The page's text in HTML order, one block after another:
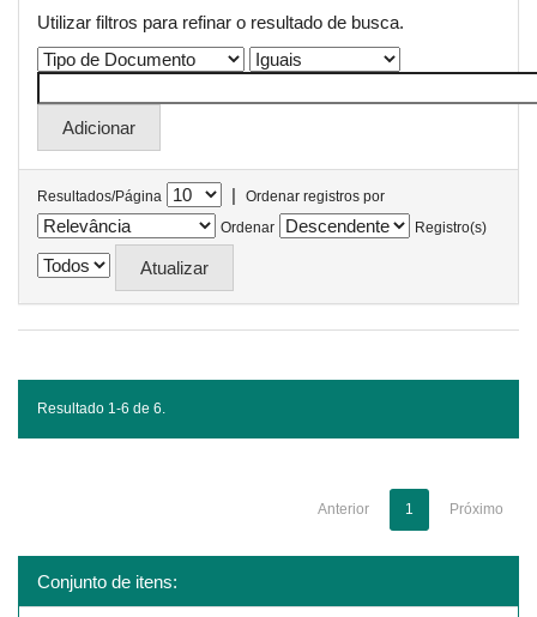
Utilizar filtros para refinar o resultado de busca.
Resultados/Página |
Ordenar registros por
Ordenar
Registro(s)
Resultado 1-6 de 6.
Anterior 1 Próximo
Conjunto de itens: